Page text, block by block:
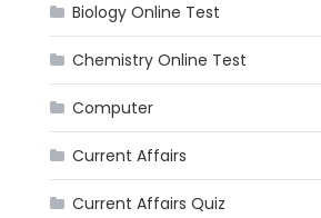
Biology Online Test
Chemistry Online Test
Computer
Current Affairs
Current Affairs Quiz